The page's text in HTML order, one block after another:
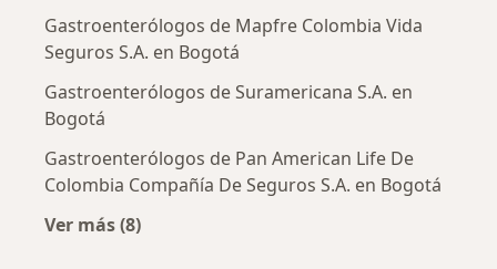
Gastroenterólogos de Mapfre Colombia Vida
Seguros S.A. en Bogotá
Gastroenterólogos de Suramericana S.A. en
Bogotá
Gastroenterólogos de Pan American Life De
Colombia Compañía De Seguros S.A. en Bogotá
Ver más (8)